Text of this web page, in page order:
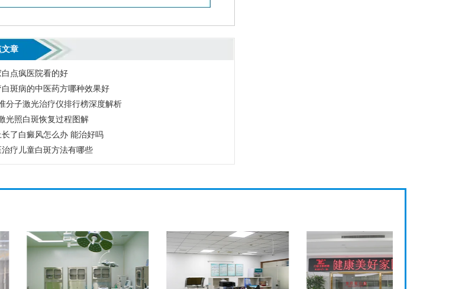
文章
白点疯医院看的好
白斑病的中医药方哪种效果好
分子激光治疗仪排行榜深度解析
光照白斑恢复过程图解
长了白癜风怎么办 能治好吗
治疗儿童白斑方法有哪些